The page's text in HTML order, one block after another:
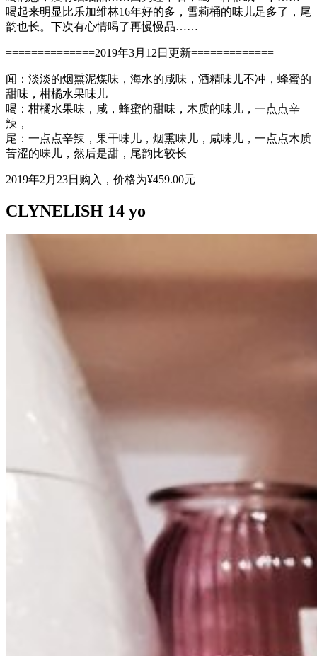
喝起来明显比乐加维林16年好的多，雪莉桶的味儿足多了，尾
韵也长。下次有心情喝了再慢慢品……
==============2019年3月12日更新=============
闻：淡淡的烟熏泥煤味，海水的咸味，酒精味儿不冲，蜂蜜的
甜味，柑橘水果味儿
喝：柑橘水果味，咸，蜂蜜的甜味，木质的味儿，一点点辛
辣，
尾：一点点辛辣，果干味儿，烟熏味儿，咸味儿，一点点木质
苦涩的味儿，然后是甜，尾韵比较长
2019年2月23日购入，价格为¥459.00元
CLYNELISH 14 yo